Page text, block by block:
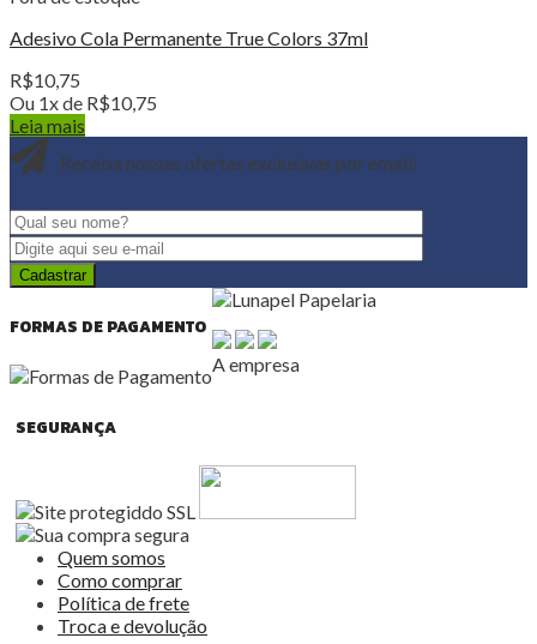
Adesivo Cola Permanente True Colors 37ml
R$10,75
Ou 1x de R$10,75
Leia mais
Receba nossas ofertas exclusivas por email:
FORMAS DE PAGAMENTO
SEGURANÇA
A empresa
Quem somos
Como comprar
Política de frete
Troca e devolução